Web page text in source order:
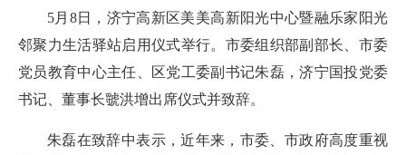
5月8日，济宁高新区美美高新阳光中心暨融乐家阳光
邻聚力生活驿站启用仪式举行。市委组织部副部长、市委
党员教育中心主任、区党工委副书记朱磊，济宁国投党委
书记、董事长虢洪增出席仪式并致辞。
朱磊在致辞中表示，近年来，市委、市政府高度重视